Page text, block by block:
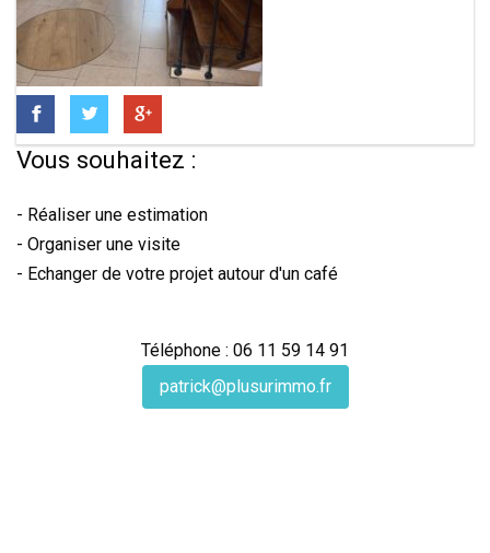
Vous souhaitez :
- Réaliser une estimation
- Organiser une visite
- Echanger de votre projet autour d'un café
Téléphone : 06 11 59 14 91
patrick@plusurimmo.fr